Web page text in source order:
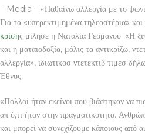
– Media – «Παθαίνω αλλεργία με το
Για τα «υπερεκτιμημένα τηλεαστέρια»
κρίσης μίλησε η Ναταλία Γερμανού. «Η
και η ματαιοδοξία, μόλις τα αντικρίζω,
αλλεργία», ιδιωτικοσ ντετεκτιβ τιμεσ
Έθνος.
«Πολλοί ήταν εκείνοι που βιάστηκαν να
απ ό,τι ήταν στην πραγματικότητα.
και μπορεί να συνεχίζουμε κάποιους από